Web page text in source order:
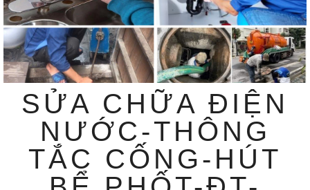
SỬA CHỮA ĐIỆN
NƯỚC-THÔNG
TẮC CỐNG-HÚT